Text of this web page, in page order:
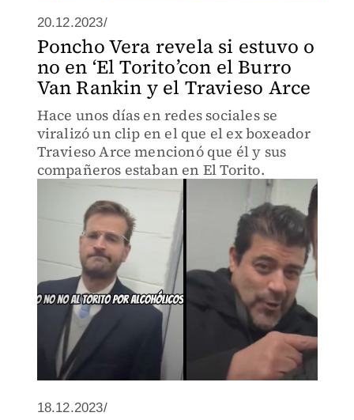
20.12.2023/
Poncho Vera revela si estuvo o
no en ‘El Torito’con el Burro
Van Rankin y el Travieso Arce
Hace unos días en redes sociales se
viralizó un clip en el que el ex boxeador
Travieso Arce mencionó que él y sus
compañeros estaban en El Torito.
18.12.2023/